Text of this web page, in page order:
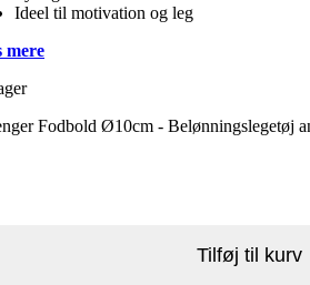
Ideel til motivation og leg
mere
Fodbold Ø10cm - Belønningslegetøj
Tilføj til kurv